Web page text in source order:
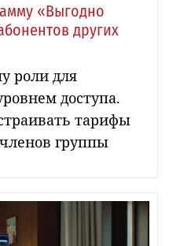
«Выгодно
других
роли для
доступа.
тарифы
группы